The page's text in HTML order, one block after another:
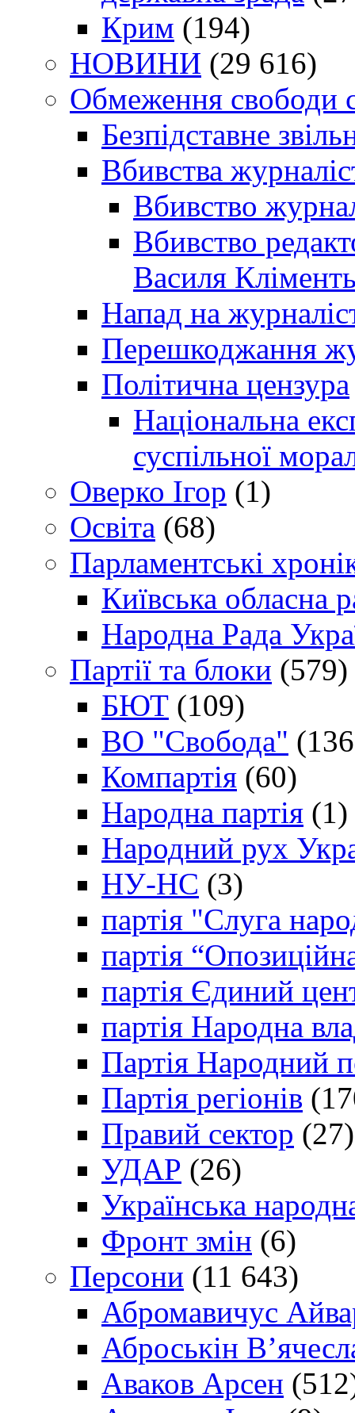
Крим (194)
НОВИНИ (29 616)
Обмеження свободи
Безпідставне
Вбивства
Вбивство
Вбивство
Василя
Напад на
Перешкоджання
Політична цензура
Національна
суспільної
Оверко Ігор (1)
Освіта (68)
Парламентські
Київська обласна
Народна Рада
Партії та блоки (579)
БЮТ (109)
ВО "Свобода"
Компартія (60)
Народна партія (1)
Народний рух
НУ-НС (3)
партія "Слуга
партія
партія Єдиний
партія Народна
Партія Народний
Партія регіонів
Правий сектор (27)
УДАР (26)
Українська
Фронт змін (6)
Персони (11 643)
Абромавичус
Аброськін
Аваков Арсен